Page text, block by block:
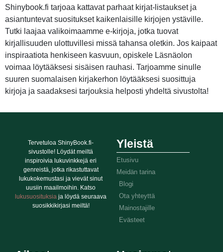
Shinybook.fi tarjoaa kattavat parhaat kirjat-listaukset ja
asiantuntevat suositukset kaikenlaisille kirjojen ystäville.
Tutki laajaa valikoimaamme e-kirjoja, jotka tuovat
kirjallisuuden ulottuvillesi missä tahansa oletkin. Jos kaipaat
inspiraatiota henkiseen kasvuun, opiskele Läsnäolon
voimaa löytääksesi sisäisen rauhasi. Tarjoamme sinulle
suuren suomalaisen kirjakerhon löytääksesi suosittuja
kirjoja ja saadaksesi tarjouksia helposti yhdeltä sivustolta!
Tervetuloa ShinyBook.fi-
sivustolle! Löydät meiltä
inspiroivia lukuvinkkejä eri
genreistä, jotka rikastuttavat
lukukokemustasi ja vievät sinut
uusiin maailmoihin. Katso
lukusuosituksia ja löydä seuraava
suosikkikirjasi meiltä!
Yleistä
Etusivu
Meidän tarina
Blogi
Ota yhteyttä
Mainostajille
Evästeet